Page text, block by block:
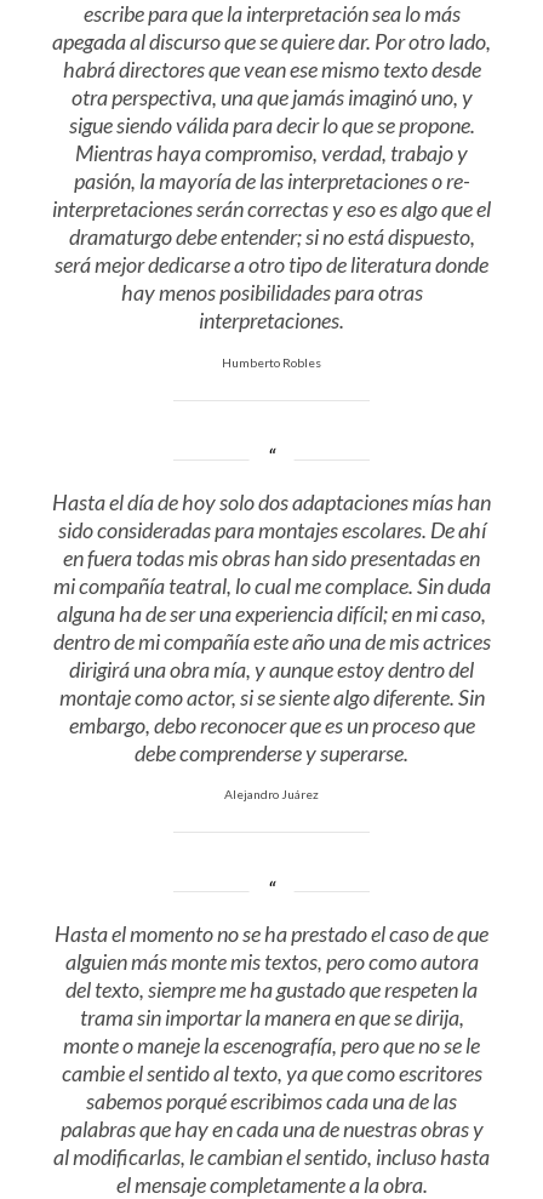
escribe para que la interpretación sea lo más
apegada al discurso que se quiere dar. Por otro lado,
habrá directores que vean ese mismo texto desde
otra perspectiva, una que jamás imaginó uno, y
sigue siendo válida para decir lo que se propone.
Mientras haya compromiso, verdad, trabajo y
pasión, la mayoría de las interpretaciones o re-
interpretaciones serán correctas y eso es algo que el
dramaturgo debe entender; si no está dispuesto,
será mejor dedicarse a otro tipo de literatura donde
hay menos posibilidades para otras
interpretaciones.
Humberto Robles
Hasta el día de hoy solo dos adaptaciones mías han
sido consideradas para montajes escolares. De ahí
en fuera todas mis obras han sido presentadas en
mi compañía teatral, lo cual me complace. Sin duda
alguna ha de ser una experiencia difícil; en mi caso,
dentro de mi compañía este año una de mis actrices
dirigirá una obra mía, y aunque estoy dentro del
montaje como actor, si se siente algo diferente. Sin
embargo, debo reconocer que es un proceso que
debe comprenderse y superarse.
Alejandro Juárez
Hasta el momento no se ha prestado el caso de que
alguien más monte mis textos, pero como autora
del texto, siempre me ha gustado que respeten la
trama sin importar la manera en que se dirija,
monte o maneje la escenografía, pero que no se le
cambie el sentido al texto, ya que como escritores
sabemos porqué escribimos cada una de las
palabras que hay en cada una de nuestras obras y
al modificarlas, le cambian el sentido, incluso hasta
el mensaje completamente a la obra.